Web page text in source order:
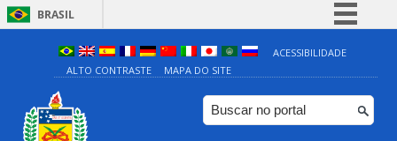
BRASIL
Simplifique!
Comunica BR
Participe
ACESSIBILIDADE
ALTO CONTRASTE
MAPA DO SITE